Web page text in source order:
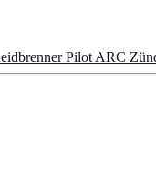
Pilot ARC